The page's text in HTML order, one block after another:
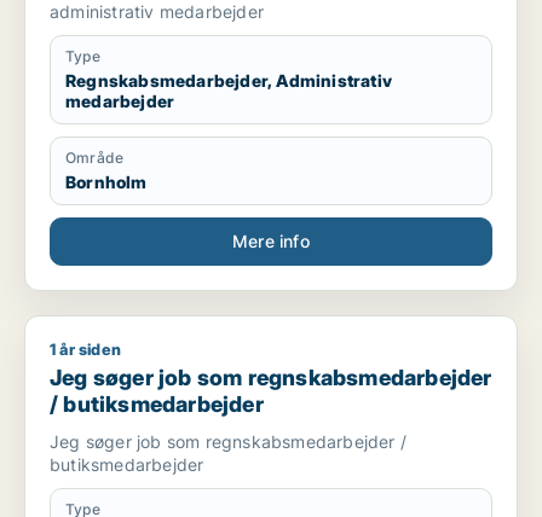
administrativ medarbejder
Type
Regnskabsmedarbejder, Administrativ
medarbejder
Område
Bornholm
Mere info
Jeg søger job som regnskabsmedarbejder /
1 år siden
Jeg søger job som regnskabsmedarbejder
/ butiksmedarbejder
Jeg søger job som regnskabsmedarbejder /
butiksmedarbejder
Type